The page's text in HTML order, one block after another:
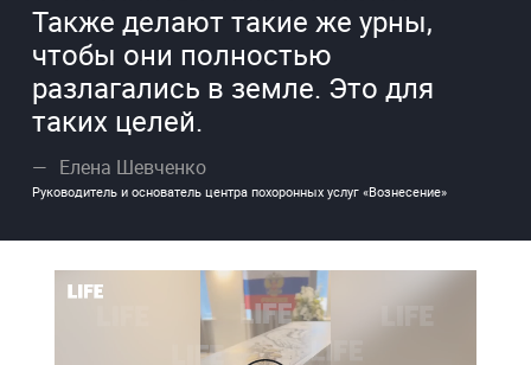
Также делают такие же урны,
чтобы они полностью
разлагались в земле. Это для
таких целей.
Елена Шевченко
Руководитель и основатель центра похоронных услуг «Вознесение»